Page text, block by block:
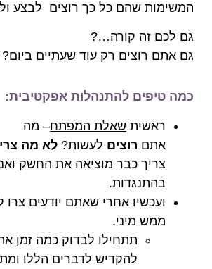
המשימות שהם כל כך רוצים לבצע
גם לכם זה קורה…?
גם אתם רוצים רק עוד שעתיים ביום?
כמה טיפים להתנהלות אפקטיבית:
ראשית שאלת המפתח– מה
אתם רוצים לעשות? לא מה
צריך כבר מוציאה את החשק
בהתנגדות.
ועכשיו אחרי שאתם יודעים צרו
ממש מיני.
תתחילו לבדוק כמה זמן
להקדיש לדברים הללו